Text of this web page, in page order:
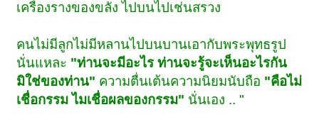
เครื่องรางของขลัง ไปบนไปเช่นสรวง
คนไม่มีลูกไม่มีหลานไปบนบานเอากับพระพุทธรูป
นั่นแหละ "ท่านจะมีอะไร ท่านจะรู้จะเห็นอะไรกัน
มิใช่ของท่าน" ความตื่นเต้นความนิยมนับถือ "คือไม่
เชื่อกรรม ไมเชื่อผลของกรรม" นั่นเอง .. "